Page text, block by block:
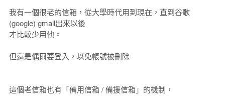
我有一個很老的信箱，從大學時代用到現在，直到谷歌
(google) gmail出來以後
才比較少用他。
但還是偶爾要登入，以免帳號被刪除
這個老信箱也有「備用信箱 / 備援信箱」的機制，